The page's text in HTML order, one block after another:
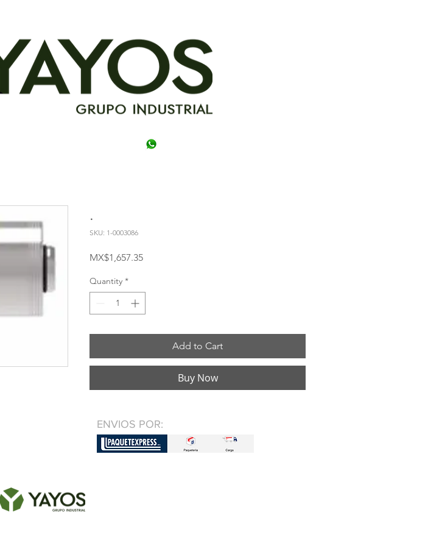
.
SKU: 1-0003086
MX$1,657.35Price
Quantity *
Add to Cart
Buy Now
ENVIOS POR: